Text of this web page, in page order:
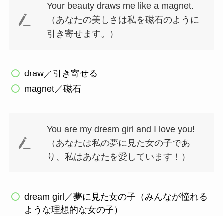
Your beauty draws me like a magnet.
（あなたの美しさは私を磁石のように
引き寄せます。）
draw／引き寄せる
magnet／磁石
You are my dream girl and I love you!
（あなたは私の夢に見た女の子であ
り、私はあなたを愛しています！）
dream girl／夢に見た女の子（みんなが憧れる
ような理想的な女の子）